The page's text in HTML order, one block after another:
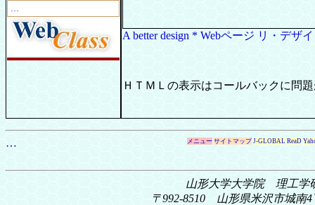
…
A better design * Webページ リ・デザ
ＨＴＭＬの表示はコールバックに問
… メニュー サイトマップ J-GLOBAL ReaD
山形大学大学院 理工学
〒992-8510 山形県米沢市城南4